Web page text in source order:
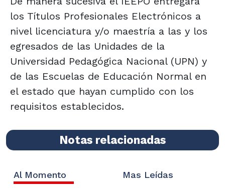
los Títulos Profesionales Electrónicos a
nivel licenciatura y/o maestría a las y los
egresados de las Unidades de la
Universidad Pedagógica Nacional (UPN) y
de las Escuelas de Educación Normal en
el estado que hayan cumplido con los
requisitos establecidos.
Notas relacionadas
Al Momento Mas Leídas